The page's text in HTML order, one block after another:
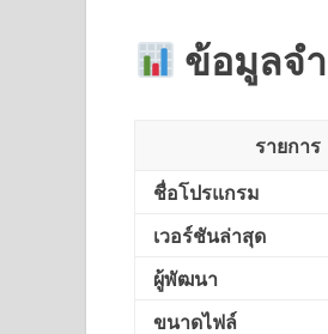
ข้อมูลจ
รายการ
ชื่อโปรแกรม
เวอร์ชันล่าสุด
ผู้พัฒนา
ขนาดไฟล์